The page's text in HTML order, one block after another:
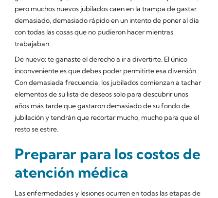
pero muchos nuevos jubilados caen en la trampa de gastar
demasiado, demasiado rápido en un intento de poner al día
con todas las cosas que no pudieron hacer mientras
trabajaban.
De nuevo: te ganaste el derecho a ir a divertirte. El único
inconveniente es que debes poder permitirte esa diversión.
Con demasiada frecuencia, los jubilados comienzan a tachar
elementos de su lista de deseos solo para descubrir unos
años más tarde que gastaron demasiado de su fondo de
jubilación y tendrán que recortar mucho, mucho para que el
resto se estire.
Preparar para los costos de
atención médica
Las enfermedades y lesiones ocurren en todas las etapas de